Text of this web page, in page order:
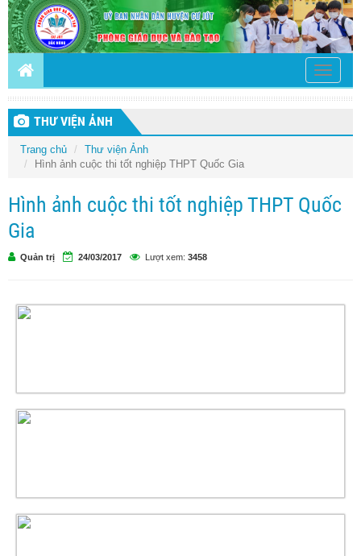
Toggle
THƯ VIỆN ẢNH
Trang chủ
Thư viện Ảnh
Hình ảnh cuộc thi tốt nghiệp THPT Quốc Gia
Hình ảnh cuộc thi tốt nghiệp THPT Quốc
Gia
Quản trị 24/03/2017 Lượt xem: 3458